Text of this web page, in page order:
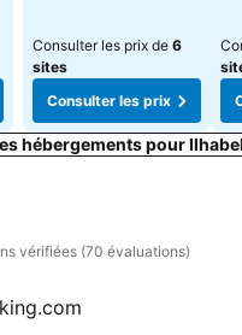
Consulter les prix de 6
sites
Consulter les prix
hébergements pour
vérifiées (70 évaluations)